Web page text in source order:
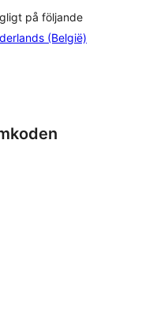
på följande
(België)